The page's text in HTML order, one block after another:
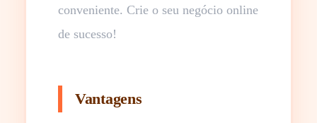
conveniente. Crie o seu negócio online
de sucesso!
Vantagens